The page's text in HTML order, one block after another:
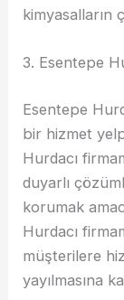
kimyasalların
3. Esentepe
Esentepe
bir hizmet
Hurdacı
duyarlı
korumak
Hurdacı
müşterilere
yayılmasına